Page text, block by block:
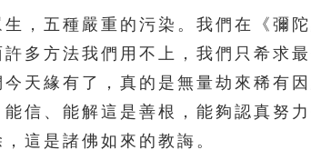
五種嚴重的污染。我們在《彌
多方法我們用不上，我們只希求
天緣有了，真的是無量劫來稀有
信、能解這是善根，能夠認真努
這是諸佛如來的教誨。